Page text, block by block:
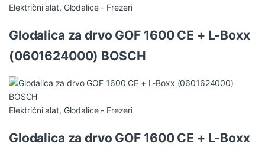
Električni alat, Glodalice - Frezeri
Glodalica za drvo GOF 1600 CE + L-Boxx
(0601624000) BOSCH
Električni alat, Glodalice - Frezeri
Glodalica za drvo GOF 1600 CE + L-Boxx